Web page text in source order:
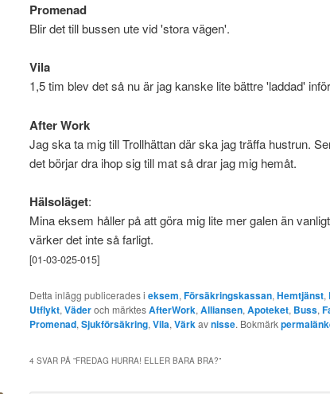
Promenad
Blir det till bussen ute vid 'stora vägen'.
Vila
1,5 tim blev det så nu är jag kanske lite bättre 'laddad'
After Work
Jag ska ta mig till Trollhättan där ska jag träffa hustrun.
det börjar dra ihop sig till mat så drar jag mig hemåt.
Hälsoläget:
Mina eksem håller på att göra mig lite mer galen än
värker det inte så farligt.
[01-03-025-015]
Detta inlägg publicerades i eksem, Försäkringskassan, Hemtjänst,
Utflykt, Väderoch märktesAfterWork, Alliansen, Apoteket, Buss,
Promenad, Sjukförsäkring, Vila, Värk avnisse. Bokmärk
4 SVAR PÅ ”FREDAG HURRA! ELLER BARA BRA?”